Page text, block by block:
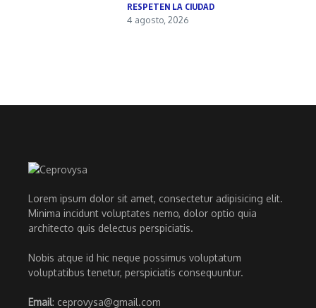
RESPETEN LA CIUDAD
4 agosto, 2026
Lorem ipsum dolor sit amet, consectetur adipisicing elit.
Minima incidunt voluptates nemo, dolor optio quia
architecto quis delectus perspiciatis.
Nobis atque id hic neque possimus voluptatum
voluptatibus tenetur, perspiciatis consequuntur.
Email: ceprovysa@gmail.com